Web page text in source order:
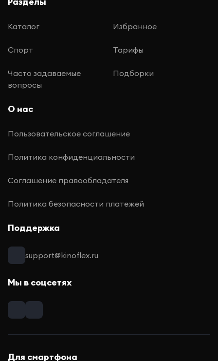
Каталог Избранное
Спорт Тарифы
Часто задаваемые
вопросы
Подборки
О нас
Пользовательское соглашение
Политика конфиденциальности
Соглашение правообладателя
Политика безопасности платежей
Поддержка
support@kinoflex.ru
Мы в соцсетях
Для смартфона